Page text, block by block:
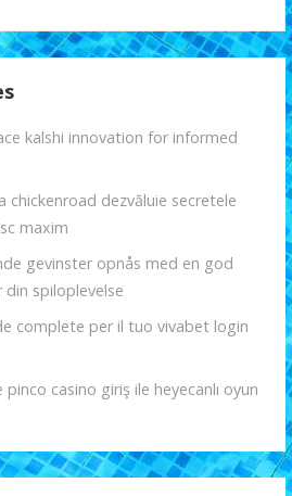
kalshi innovation for informed
chickenroad dezvăluie secretele
maxim
gevinster opnås med en god
spiloplevelse
complete per il tuo vivabet login
casino giriş ile heyecanlı oyun